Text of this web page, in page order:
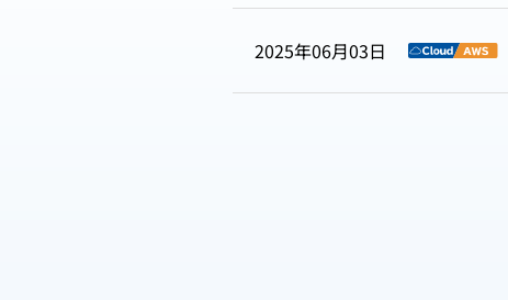
2025年06月03日